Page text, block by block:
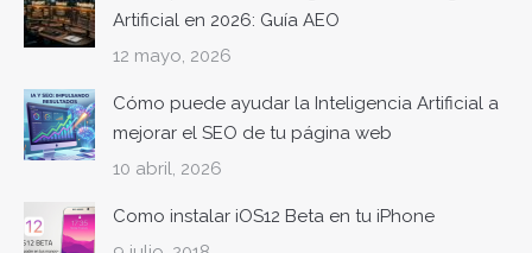
Artificial en 2026: Guía AEO
12 mayo, 2026
Cómo puede ayudar la Inteligencia Artificial a
mejorar el SEO de tu página web
10 abril, 2026
Como instalar iOS12 Beta en tu iPhone